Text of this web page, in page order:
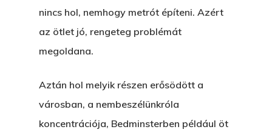
nincs hol, nemhogy metrót építeni. Azért
az ötlet jó, rengeteg problémát
megoldana.
Aztán hol melyik részen erősödött a
városban, a nembeszélünkróla
koncentrációja, Bedminsterben például öt